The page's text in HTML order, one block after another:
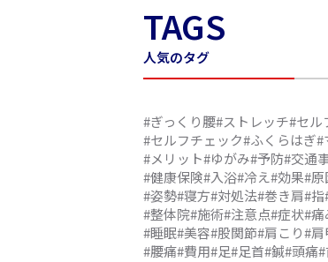
TAGS
人気のタグ
#ぎっくり腰#ストレッチ#セル
#セルフチェック#ふくらはぎ#
#メリット#ゆがみ#予防#交通
#健康保険#入浴#冷え#効果#原
#姿勢#寝方#対処法#巻き肩#指
#整体院#施術#注意点#症状#痛
#睡眠#美容#股関節#肩こり#肩
#腰痛#費用#足#足首#鍼#頭痛